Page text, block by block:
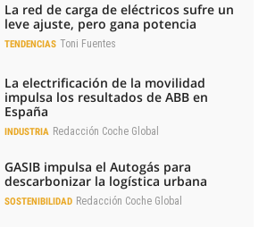
La red de carga de eléctricos sufre un
leve ajuste, pero gana potencia
TENDENCIAS Toni Fuentes
La electrificación de la movilidad
impulsa los resultados de ABB en
España
INDUSTRIA Redacción Coche Global
GASIB impulsa el Autogás para
descarbonizar la logística urbana
SOSTENIBILIDAD Redacción Coche Global